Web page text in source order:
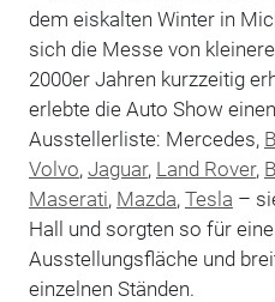
dem eiskalten Winter in
sich die Messe von
2000er Jahren kurzzeitig
erlebte die Auto Show
Ausstellerliste: Mercedes,
Volvo, Jaguar, Land Rover,
Maserati, Mazda, Tesla –
Hall und sorgten so für
Ausstellungsfläche und
einzelnen Ständen.